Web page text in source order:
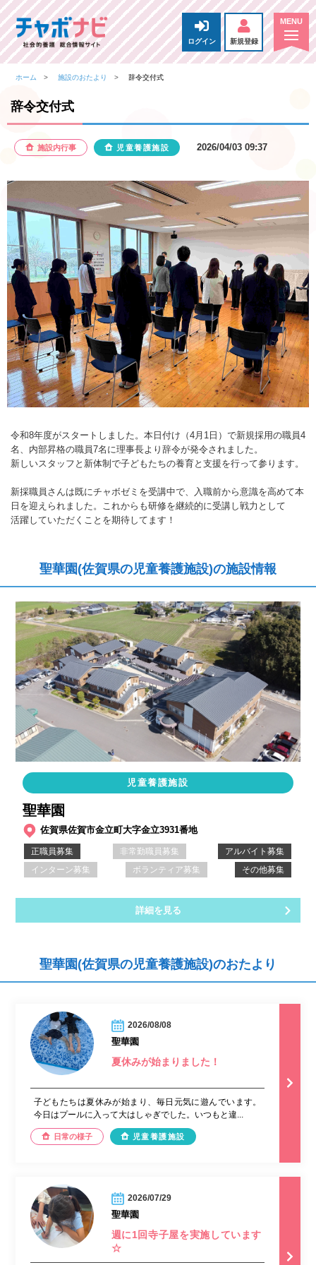
ログイン 新規登録
ホーム 施設のおたより 辞令交付式
辞令交付式
施設内行事 児童養護施設 2026/04/03 09:37
令和8年度がスタートしました。本日付け（4月1日）で新規採用の職員4
名、内部昇格の職員7名に理事長より辞令が発令されました。
新しいスタッフと新体制で子どもたちの養育と支援を行って参ります。
新採職員さんは既にチャボゼミを受講中で、入職前から意識を高めて本
日を迎えられました。これからも研修を継続的に受講し戦力として
活躍していただくことを期待してます！
聖華園(佐賀県の児童養護施設)の施設情報
児童養護施設
聖華園
佐賀県佐賀市金立町大字金立3931番地
正職員募集 非常勤職員募集
アルバイト募集
インターン募集
ボランティア募集 その他募集
詳細を見る
聖華園(佐賀県の児童養護施設)のおたより
2026/08/08
聖華園
夏休みが始まりました！
子どもたちは夏休みが始まり、毎日元気に遊んでいます。
今日はプールに入って大はしゃぎでした。いつもと違...
日常の様子 児童養護施設
2026/07/29
聖華園
週に1回寺子屋を実施しています
☆